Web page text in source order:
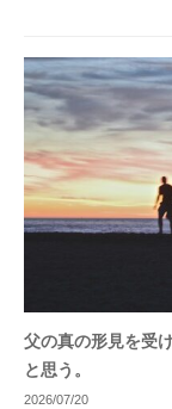
父の真の形見を受
と思う。
2026/07/20